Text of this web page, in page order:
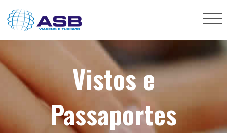
Vistos e
Passaportes